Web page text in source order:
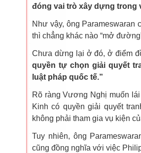
đóng vai trò xây dựng trong
Như vậy, ông Parameswaran
thì chẳng khác nào “mở
Chưa dừng lại ở đó, ở điểm
quyền tự chọn giải quyết
luật pháp quốc tế.”
Rõ ràng Vương Nghị muốn
Kinh có quyền giải quyết
không phải tham gia vụ kiện
Tuy nhiên, ông
cũng đồng nghĩa với việc